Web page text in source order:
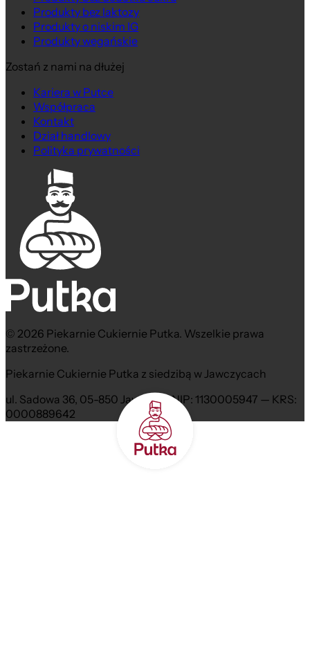
Produkty bez laktozy
Produkty o niskim IG
Produkty wegańskie
Zostań z nami na dłużej
Kariera w Putce
Współpraca
Kontakt
Dział handlowy
Polityka prywatności
© 2026 Piekarnie Cukiernie Putka. Wszelkie prawa
zastrzeżone.
Piekarnie Cukiernie Putka z siedzibą w Jawczycach
ul. Sadowa 36, 05-850 Jawczyce NIP: 1130005947 — KRS:
0000889642